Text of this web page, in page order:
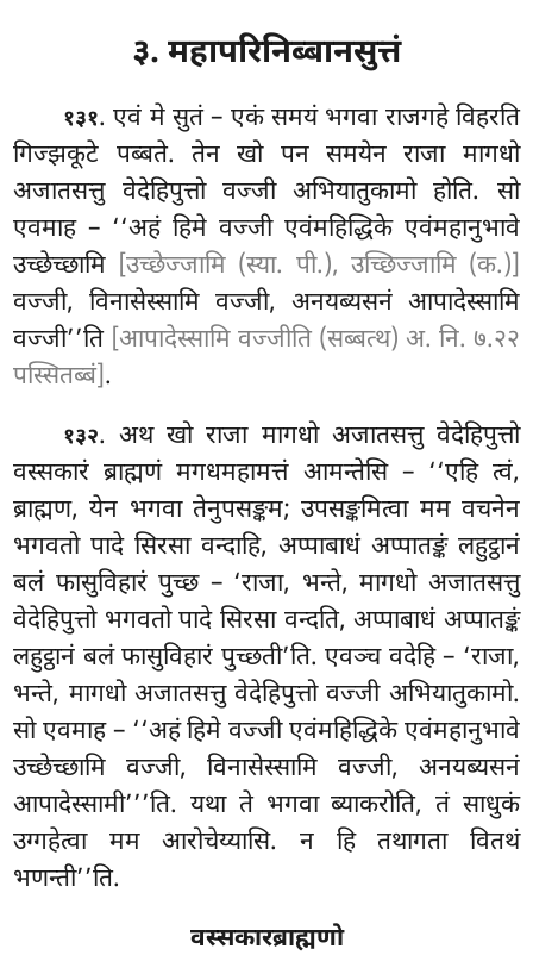
३. महापरिनिब्बानसुत्तं
१३१. एवं मे सुतं – एकं समयं भगवा राजगहे विहरति
गिज्झकूटे पब्बते. तेन खो पन समयेन राजा मागधो
अजातसत्तु वेदेहिपुत्तो वज्जी अभियातुकामो होति. सो
एवमाह – ‘‘अहं हिमे वज्जी एवंमहिद्धिके एवंमहानुभावे
उच्छेच्छामि [उच्छेज्जामि (स्या. पी.), उच्छिज्जामि (क.)]
वज्जी, विनासेस्सामि वज्जी, अनयब्यसनं आपादेस्सामि
वज्जी’’ति [आपादेस्सामि वज्जीति (सब्बत्थ) अ. नि. ७.२२
पस्सितब्बं].
१३२. अथ खो राजा मागधो अजातसत्तु वेदेहिपुत्तो
वस्सकारं ब्राह्मणं मगधमहामत्तं आमन्तेसि – ‘‘एहि त्वं,
ब्राह्मण, येन भगवा तेनुपसङ्कम; उपसङ्कमित्वा मम वचनेन
भगवतो पादे सिरसा वन्दाहि, अप्पाबाधं अप्पातङ्कं लहुट्ठानं
बलं फासुविहारं पुच्छ – ‘राजा, भन्ते, मागधो अजातसत्तु
वेदेहिपुत्तो भगवतो पादे सिरसा वन्दति, अप्पाबाधं अप्पातङ्कं
लहुट्ठानं बलं फासुविहारं पुच्छती’ति. एवञ्च वदेहि – ‘राजा,
भन्ते, मागधो अजातसत्तु वेदेहिपुत्तो वज्जी अभियातुकामो.
सो एवमाह – ‘‘अहं हिमे वज्जी एवंमहिद्धिके एवंमहानुभावे
उच्छेच्छामि वज्जी, विनासेस्सामि वज्जी, अनयब्यसनं
आपादेस्सामी’’’ति. यथा ते भगवा ब्याकरोति, तं साधुकं
उग्गहेत्वा मम आरोचेय्यासि. न हि तथागता वितथं
भणन्ती’’ति.
वस्सकारब्राह्मणो